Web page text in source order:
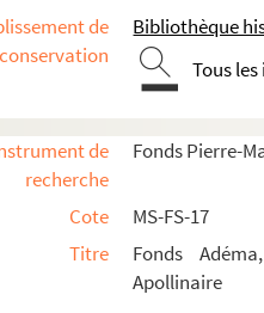
de
conservation
Bibliothèque
Tous
de
recherche
Fonds Pierre-
Cote
MS-FS-17
Titre
Fonds
Apollinaire
consacrées à Guillaume